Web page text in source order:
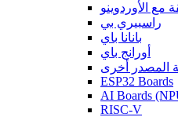
مع الأوردوينو
راسبيري بي
بانانا باي
أورانج باي
المصدر أخرى
ESP32 Boards
AI Boards
RISC-V